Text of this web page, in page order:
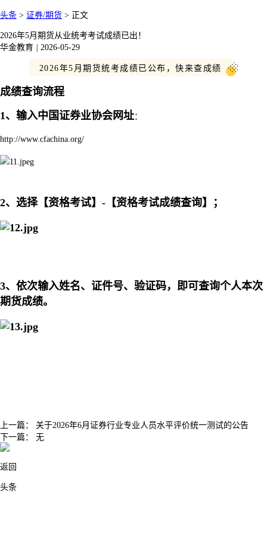
头条 > 证券/期货 > 正文
2026年5月期货从业统考考试成绩已出！
华金教育
2026-05-29
2026年5月期货统考成绩已公布，快来查成绩
成绩查询流程
1、输入中国证券业协会网址：
http://www.cfachina.org/
2、选择【资格考试】-【资格考试成绩查询】；
3、依次输入姓名、证件号、验证码，即可查询个人本次
期货成绩。
上一篇： 关于2026年6月证券行业专业人员水平评价统一测试的公告
下一篇： 无
返回
头条